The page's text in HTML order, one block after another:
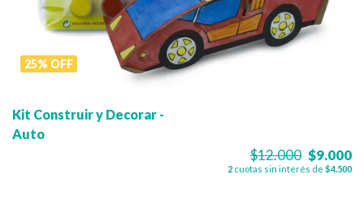
25% OFF
Kit Construir y Decorar -
Auto
$12.000 $9.000
2 cuotas sin interés de $4.500